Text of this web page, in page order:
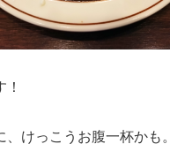
、けっこうお腹一杯かも。